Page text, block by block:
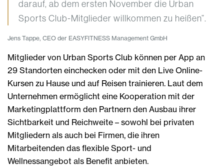
darauf, ab dem ersten November die Urban
Sports Club-Mitglieder willkommen zu heißen”.
Jens Tappe, CEO der EASYFITNESS Management GmbH
Mitglieder von Urban Sports Club können per App an
29 Standorten einchecken oder mit den Live Online-
Kursen zu Hause und auf Reisen trainieren. Laut dem
Unternehmen ermöglicht eine Kooperation mit der
Marketingplattform den Partnern den Ausbau ihrer
Sichtbarkeit und Reichweite – sowohl bei privaten
Mitgliedern als auch bei Firmen, die ihren
Mitarbeitenden das flexible Sport- und
Wellnessangebot als Benefit anbieten.